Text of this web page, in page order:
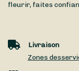
fleurir, faites
Livraison
Zones